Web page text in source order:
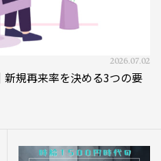
規再来率を決める3つの要